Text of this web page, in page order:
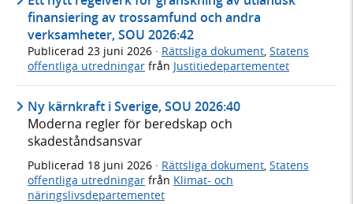
finansiering av trossamfund och andra
verksamheter, SOU 2026:42
Publicerad 23 juni 2026 · Rättsliga dokument Statens
offentliga utredningar från Justitiedepartementet
Ny kärnkraft i Sverige, SOU 2026:40
Moderna regler för beredskap och
skadeståndsansvar
Publicerad 18 juni 2026 · Rättsliga dokument, Statens
offentliga utredningar från Klimat- och
näringslivsdepartementet